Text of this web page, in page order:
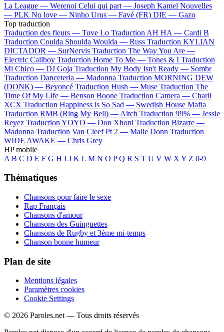
La League — Werenoi Celui qui part — Joseph Kamel Nouvelles
— PLK No love — Ninho Urus — Favé (FR) DIE — Gazo
Top traduction
Traduction des fleurs — Tove Lo Traduction AH HA — Cardi B
Traduction Coulda Shoulda Woulda — Russ Traduction KYLIAN
DICTADOR — SurNervis Traduction The Way You Are —
Electric Callboy Traduction Home To Me — Tones & I Traduction
Mi Chico — DJ Goja Traduction My Body Isn't Ready — Sombr
Traduction Danceteria — Madonna Traduction MORNING DEW
(DONK) — Beyoncé Traduction Hush — Muse Traduction The
Time Of My Life — Benson Boone Traduction Camera — Charli
XCX Traduction Happiness is So Sad — Swedish House Mafia
Traduction RMB (Ring My Bell) — Aitch Traduction 99% — Jessie
Reyez Traduction YOYO — Don Xhoni Traduction Bizarre —
Madonna Traduction Van Cleef Pt 2 — Malie Donn Traduction
WIDE AWAKE — Chris Grey
HP mobile
A B C D E F G H I J K L M N O P Q R S T U V W X Y Z 0-9
Thématiques
Chansons pour faire le sexe
Rap Français
Chansons d'amour
Chansons des Guinguettes
Chansons de Rugby et 3ème mi-temps
Chanson bonne humeur
Plan de site
Mentions légales
Paramètres cookies
Cookie Settings
© 2026 Paroles.net — Tous droits réservés